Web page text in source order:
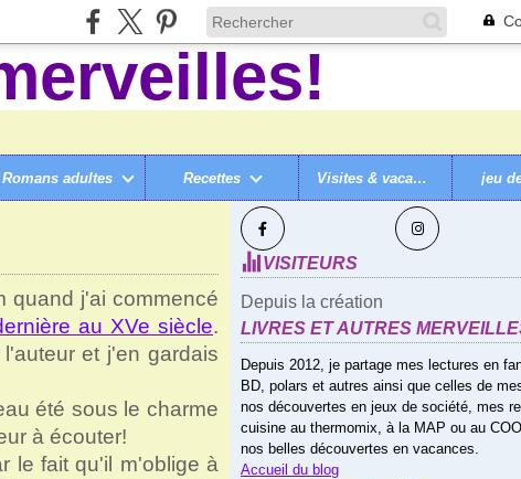
Romans adultes Recettes Visites & vacances jeu
CAUWELAERT (LIVRE AUDIO)
quand j'ai commencé
au XVe siècle.
et j'en gardais
été sous le charme
à écouter!
le fait qu'il m'oblige à
SUIVEZ-MOI
VISITEURS
Depuis la création
LIVRES ET AUTRES
Depuis 2012, je partage mes lectures en
BD, polars et autres ainsi que celles de
nos découvertes en jeux de société, mes
cuisine au thermomix, à la MAP ou au
nos belles découvertes en vacances.
Accueil du blog